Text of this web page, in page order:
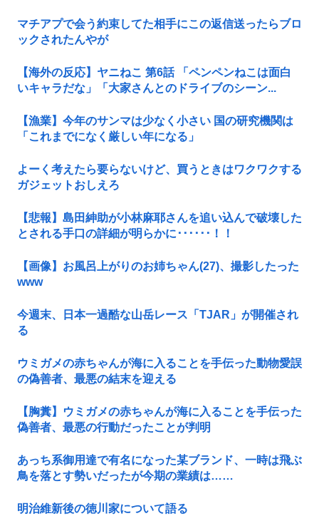
マチアプで会う約束してた相手にこの返信送ったらブロ
ックされたんやが
【海外の反応】ヤニねこ 第6話 「ペンペンねこは面白
いキャラだな」「大家さんとのドライブのシーン...
【漁業】今年のサンマは少なく小さい 国の研究機関は
「これまでになく厳しい年になる」
よーく考えたら要らないけど、買うときはワクワクする
ガジェットおしえろ
【悲報】島田紳助が小林麻耶さんを追い込んで破壊した
とされる手口の詳細が明らかに･･････！！
【画像】お風呂上がりのお姉ちゃん(27)、撮影したった
www
今週末、日本一過酷な山岳レース「TJAR」が開催され
る
ウミガメの赤ちゃんが海に入ることを手伝った動物愛誤
の偽善者、最悪の結末を迎える
【胸糞】ウミガメの赤ちゃんが海に入ることを手伝った
偽善者、最悪の行動だったことが判明
あっち系御用達で有名になった某ブランド、一時は飛ぶ
鳥を落とす勢いだったが今期の業績は……
明治維新後の徳川家について語る